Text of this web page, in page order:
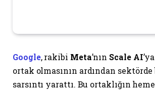
Google, rakibi Meta’nın Scale AI
ortak olmasının ardından
sarsıntı yarattı. Bu ortaklığın